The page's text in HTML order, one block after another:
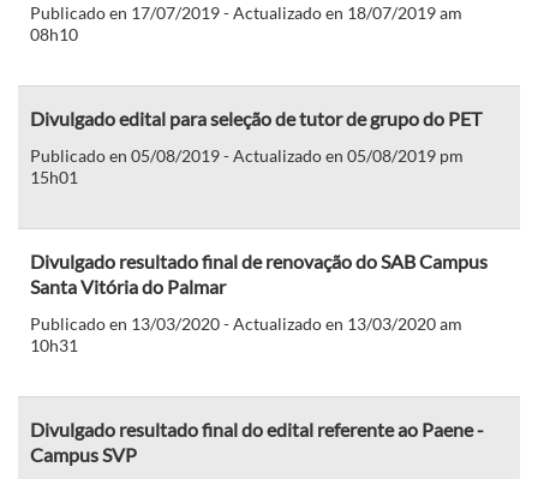
Publicado en 17/07/2019 - Actualizado en 18/07/2019 am
08h10
Divulgado edital para seleção de tutor de grupo do PET
Publicado en 05/08/2019 - Actualizado en 05/08/2019 pm
15h01
Divulgado resultado final de renovação do SAB Campus
Santa Vitória do Palmar
Publicado en 13/03/2020 - Actualizado en 13/03/2020 am
10h31
Divulgado resultado final do edital referente ao Paene -
Campus SVP